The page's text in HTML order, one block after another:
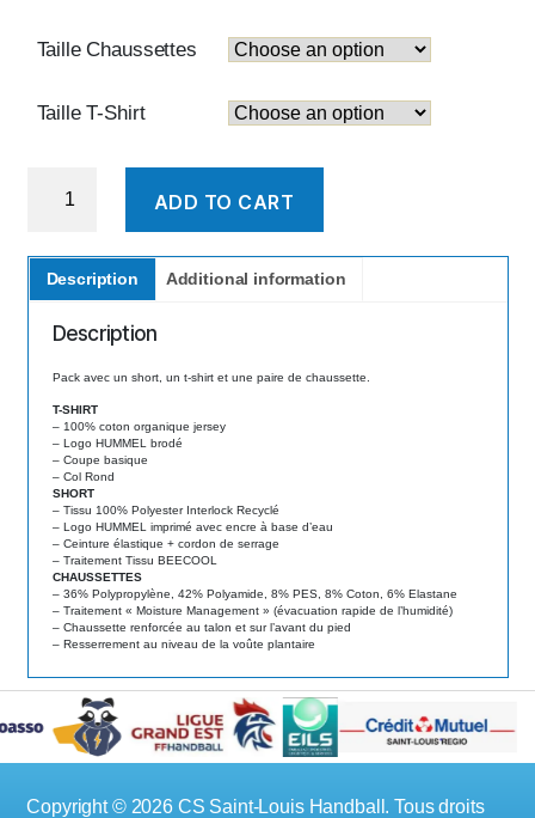
Taille Chaussettes
Taille T-Shirt
Junior
ADD TO CART
Description Additional information
Description
Pack avec un short, un t-shirt et une paire de chaussette.
T-SHIRT
– 100% coton organique jersey
– Logo HUMMEL brodé
– Coupe basique
– Col Rond
SHORT
– Tissu 100% Polyester Interlock Recyclé
– Logo HUMMEL imprimé avec encre à base d’eau
– Ceinture élastique + cordon de serrage
– Traitement Tissu BEECOOL
CHAUSSETTES
– 36% Polypropylène, 42% Polyamide, 8% PES, 8% Coton, 6% Elastane
– Traitement « Moisture Management » (évacuation rapide de l’humidité)
– Chaussette renforcée au talon et sur l’avant du pied
– Resserrement au niveau de la voûte plantaire
Copyright © 2026 CS Saint-Louis Handball. Tous droits